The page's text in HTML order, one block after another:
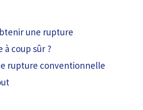
une rupture
coup sûr ?
rupture conventionnelle